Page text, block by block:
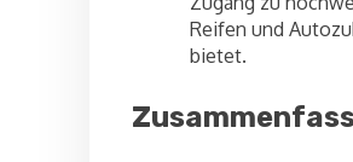
Reifen und
bietet.